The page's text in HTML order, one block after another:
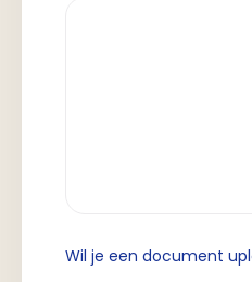
Wil je een document